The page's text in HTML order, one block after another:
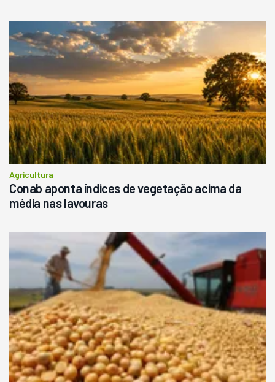
Agricultura
Conab aponta índices de vegetação acima da
média nas lavouras